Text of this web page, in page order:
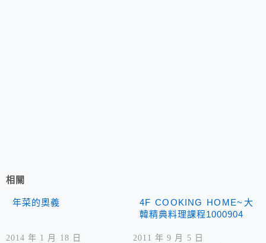
相關
年菜的奧義
2014 年 1 月 18 日
4F COOKING HOME~大
韓精典料理課程1000904
2011 年 9 月 5 日